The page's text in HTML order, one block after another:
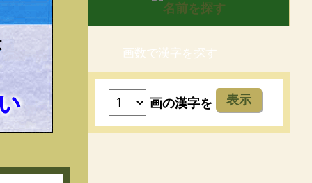
画数で漢字を探す
画の漢字を 表示